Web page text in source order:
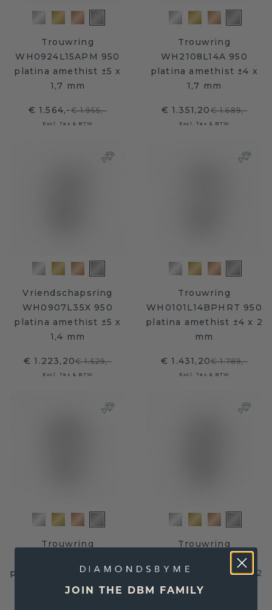
Trouwring
WH0924L15APM 950
platina amethist ±5 x
1,7 mm
€ 1.564,-€ 1.955,-
Excl. Tax & BTW
Trouwring
WH2108L14A 950
platina amethist ±4 x
1,7 mm
€ 1.351,20€ 1.689,-
Excl. Tax & BTW
Vriendschapsring
WH0907L35X 950
platina amethist ±5 x
1,4 mm
€ 1.223,20€ 1.529,-
Excl. Tax & BTW
Trouwring
WH0101L14BPHRT 950
platina amethist ±4 x 2
mm
€ 1.431,20€ 1.789,-
Excl. Tax & BTW
Trouwring
platina amethist ±4,5 x
1,7 mm
Trouwring
WH0114L25BP 950
platina amethist ±5 x 2
mm
JOIN THE DBM FAMILY